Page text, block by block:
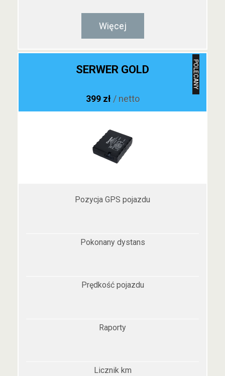
Więcej
POLECANY
SERWER GOLD
399 zł / netto
Pozycja GPS pojazdu
Pokonany dystans
Prędkość pojazdu
Raporty
Licznik km